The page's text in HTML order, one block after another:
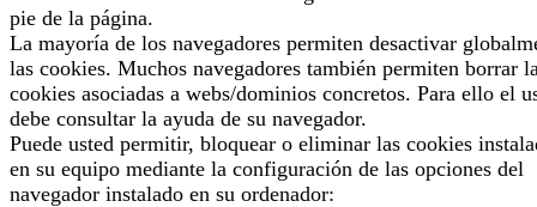
pie de la página.
La mayoría de los navegadores permiten desactivar
las cookies. Muchos navegadores también permiten borrar
cookies asociadas a webs/dominios concretos. Para ello el
debe consultar la ayuda de su navegador.
Puede usted permitir, bloquear o eliminar las cookies
en su equipo mediante la configuración de las opciones del
navegador instalado en su ordenador: